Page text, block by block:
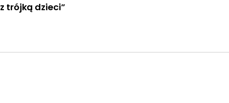
z trójką dzieci”